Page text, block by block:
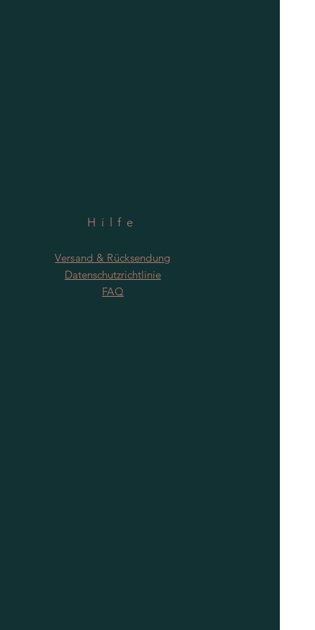
Hilfe
Versand & Rücksendung
Datenschutzrichtlinie
FAQ